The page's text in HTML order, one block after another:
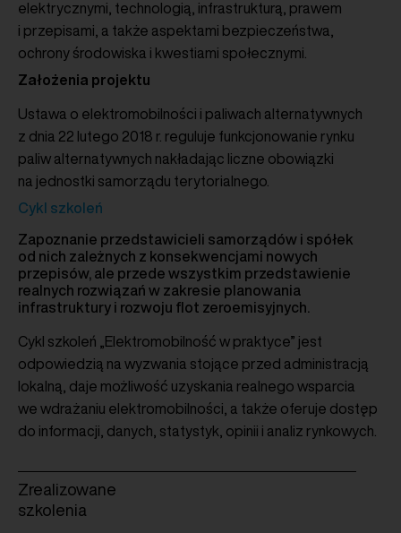
elektrycznymi, technologią, infrastrukturą, prawem
i przepisami, a także aspektami bezpieczeństwa,
ochrony środowiska i kwestiami społecznymi.
Założenia projektu
Ustawa o elektromobilności i paliwach alternatywnych
z dnia 22 lutego 2018 r. reguluje funkcjonowanie rynku
paliw alternatywnych nakładając liczne obowiązki
na jednostki samorządu terytorialnego.
Cykl szkoleń
Zapoznanie przedstawicieli samorządów i spółek
od nich zależnych z konsekwencjami nowych
przepisów, ale przede wszystkim przedstawienie
realnych rozwiązań w zakresie planowania
infrastruktury i rozwoju flot zeroemisyjnych.
Cykl szkoleń „Elektromobilność w praktyce” jest
odpowiedzią na wyzwania stojące przed administracją
lokalną, daje możliwość uzyskania realnego wsparcia
we wdrażaniu elektromobilności, a także oferuje dostęp
do informacji, danych, statystyk, opinii i analiz rynkowych.
Zrealizowane
szkolenia